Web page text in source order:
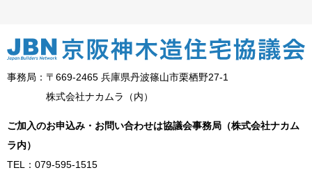
事務局：〒669-2465 兵庫県丹波篠山市栗栖野27-1
株式会社ナカムラ（内）
ご加入のお申込み・お問い合わせは協議会事務局（株式会社ナカム
ラ内）
TEL：079-595-1515